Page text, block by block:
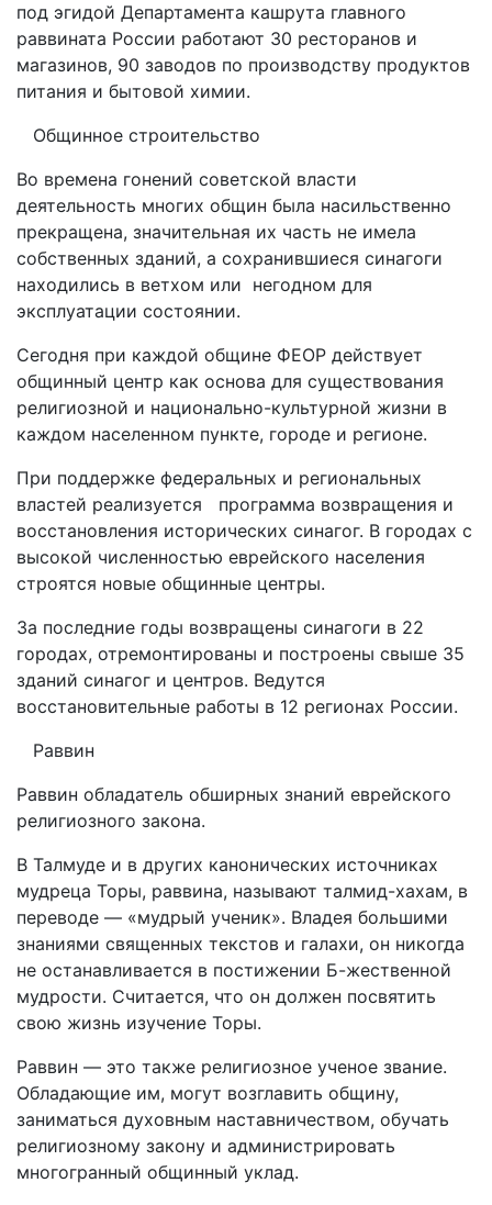
под эгидой Департамента кашрута главного
раввината России работают 30 ресторанов и
магазинов, 90 заводов по производству продуктов
питания и бытовой химии.
Общинное строительство
Во времена гонений советской власти
деятельность многих общин была насильственно
прекращена, значительная их часть не имела
собственных зданий, а сохранившиеся синагоги
находились в ветхом или негодном для
эксплуатации состоянии.
Сегодня при каждой общине ФЕОР действует
общинный центр как основа для существования
религиозной и национально-культурной жизни в
каждом населенном пункте, городе и регионе.
При поддержке федеральных и региональных
властей реализуется программа возвращения и
восстановления исторических синагог. В городах с
высокой численностью еврейского населения
строятся новые общинные центры.
За последние годы возвращены синагоги в 22
городах, отремонтированы и построены свыше 35
зданий синагог и центров. Ведутся
восстановительные работы в 12 регионах России.
Раввин
Раввин обладатель обширных знаний еврейского
религиозного закона.
В Талмуде и в других канонических источниках
мудреца Торы, раввина, называют талмид-хахам, в
переводе — «мудрый ученик». Владея большими
знаниями священных текстов и галахи, он никогда
не останавливается в постижении Б-жественной
мудрости. Считается, что он должен посвятить
свою жизнь изучение Торы.
Раввин — это также религиозное ученое звание.
Обладающие им, могут возглавить общину,
заниматься духовным наставничеством, обучать
религиозному закону и администрировать
многогранный общинный уклад.